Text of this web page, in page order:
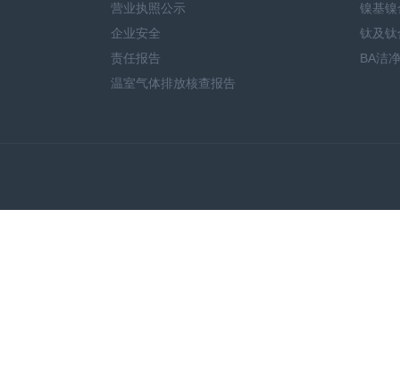
营业执照公示
企业安全
责任报告
温室气体排放核查报告
镍基
钛及
BA洁